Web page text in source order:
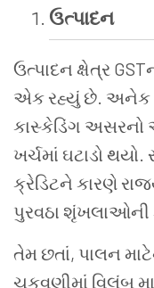
ઉત્પાદન
ઉત્પાદન ક્ષેત્ર
એક રહ્યું છે. અનેક
કાસ્કેડિંગ
ખર્ચમાં ઘટાડો
ક્રેડિટને કારણે
પુરવઠા શૃંખલાઓની
તેમ છતાં, પાલન
ચુકવણીમાં વિલંબ